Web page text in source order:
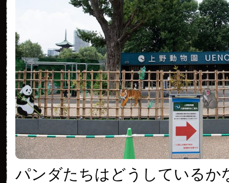
パンダたちはどうしているか